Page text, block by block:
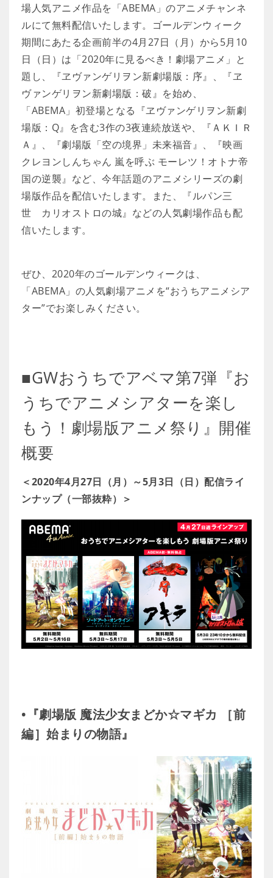
場人気アニメ作品を「ABEMA」のアニメチャンネ
ルにて無料配信いたします。ゴールデンウィーク
期間にあたる企画前半の4月27日（月）から5月10
日（日）は「2020年に見るべき！劇場アニメ」と
題し、『ヱヴァンゲリヲン新劇場版：序』、『ヱ
ヴァンゲリヲン新劇場版：破』を始め、
「ABEMA」初登場となる『ヱヴァンゲリヲン新劇
場版：Q』を含む3作の3夜連続放送や、『ＡＫＩＲ
Ａ』、『劇場版「空の境界」未来福音』、『映画
クレヨンしんちゃん 嵐を呼ぶ モーレツ！オトナ帝
国の逆襲』など、今年話題のアニメシリーズの劇
場版作品を配信いたします。また、『ルパン三
世 カリオストロの城』などの人気劇場作品も配
信いたします。
ぜひ、2020年のゴールデンウィークは、
「ABEMA」の人気劇場アニメを“おうちアニメシア
ター”でお楽しみください。
■GWおうちでアベマ第7弾『お
うちでアニメシアターを楽し
もう！劇場版アニメ祭り』開催
概要
＜2020年4月27日（月）～5月3日（日）配信ライ
ンナップ（一部抜粋）＞
•『劇場版 魔法少女まどか☆マギカ ［前
編］始まりの物語』